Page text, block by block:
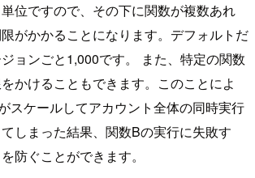
位ですので、その下に関数が複数あれ
がかかることになります。デフォルトだ
ョンごと1,000です。 また、特定の関数
かけることもできます。このことによ
スケールしてアカウント全体の同時実行
しまった結果、関数Bの実行に失敗す
防ぐことができます。